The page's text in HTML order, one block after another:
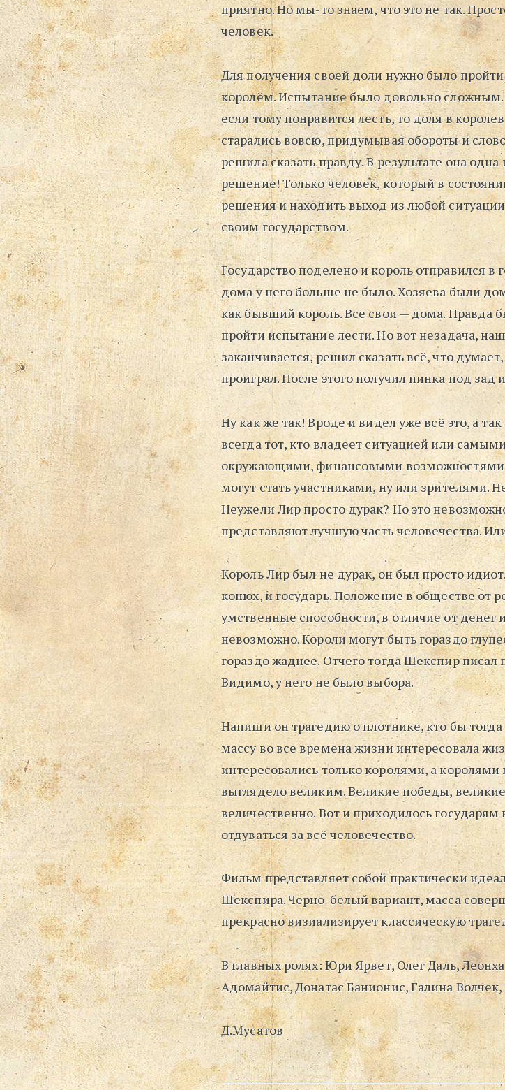
приятно. Но мы-то знаем, что это не так.
человек.
Для получения своей доли нужно было
королём. Испытание было довольно
если тому понравится лесть, то доля в
старались вовсю, придумывая обороты и
решила сказать правду. В результате она
решение! Только человек, который в
решения и находить выход из любой
своим государством.
Государство поделено и король отправился в
дома у него больше не было. Хозяева были
как бывший король. Все свои — дома. Правда
пройти испытание лести. Но вот незадача,
заканчивается, решил сказать всё, что
проиграл. После этого получил пинка под зад
Ну как же так! Вроде и видел уже всё это, а
всегда тот, кто владеет ситуацией или
окружающими, финансовыми возможностями.
могут стать участниками, ну или зрителями.
Неужели Лир просто дурак? Но это
представляют лучшую часть человечества.
Король Лир был не дурак, он был просто
конюх, и государь. Положение в обществе от
умственные способности, в отличие от денег
невозможно. Короли могут быть гораздо
гораздо жаднее. Отчего тогда Шекспир писал
Видимо, у него не было выбора.
Напиши он трагедию о плотнике, кто бы
массу во все времена жизни интересовала
интересовались только королями, а королями
выглядело великим. Великие победы,
величественно. Вот и приходилось
отдуваться за всё человечество.
Фильм представляет собой практически
Шекспира. Черно-белый вариант, масса
прекрасно визиализирует классическую
В главных ролях: Юри Ярвет, Олег Даль,
Адомайтис, Донатас Банионис, Галина
Д.Мусатов